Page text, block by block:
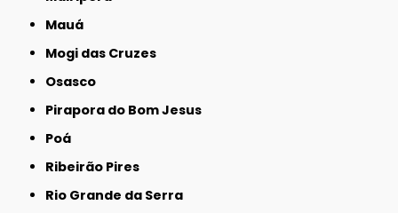
Mauá
Mogi das Cruzes
Osasco
Pirapora do Bom Jesus
Poá
Ribeirão Pires
Rio Grande da Serra